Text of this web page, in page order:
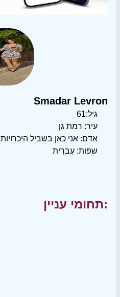
Smadar Levron
גיל:61
עיר: רמת גן
אדם: אני כאן בשביל היכרויות
שפות: עִברִית
תחומי עניין: